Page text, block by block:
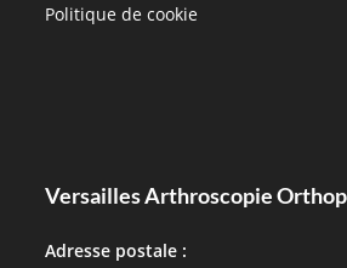
Politique de cookie
Versailles Arthroscopie
Adresse postale :